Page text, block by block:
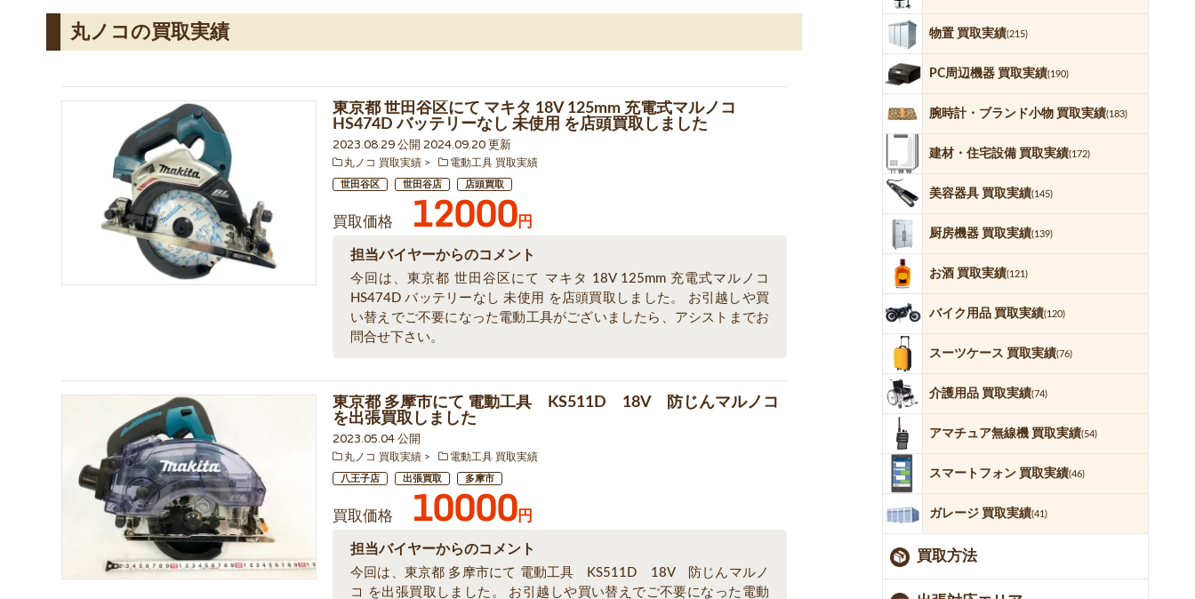
丸ノコの買取実績
東京都 世田谷区にて マキタ 18V 125mm 充電式マルノコ
HS474D バッテリーなし 未使用 を店頭買取しました
2023.08.29 公開 2024.09.20 更新
丸ノコ 買取実績 電動工具 買取実績
世田谷区 世田谷店 店頭買取
買取価格 12000円
担当バイヤーからのコメント
今回は、東京都 世田谷区にて マキタ 18V 125mm 充電式マルノコ
HS474D バッテリーなし 未使用 を店頭買取しました。 お引越しや買
い替えでご不要になった電動工具がございましたら、アシストまでお
問合せ下さい。
東京都 多摩市にて 電動工具 KS511D 18V 防じんマルノコ
を出張買取しました
2023.05.04 公開
丸ノコ 買取実績 電動工具 買取実績
八王子店 出張買取 多摩市
買取価格 10000円
担当バイヤーからのコメント
今回は、東京都 多摩市にて 電動工具 KS511D 18V 防じんマルノ
コ を出張買取しました。 お引越しや買い替えでご不要になった電動
物置 買取実績(215)
PC周辺機器 買取実績(190)
腕時計・ブランド小物 買取実績(183)
建材・住宅設備 買取実績(172)
美容器具 買取実績(145)
厨房機器 買取実績(139)
お酒 買取実績(121)
バイク用品 買取実績(120)
スーツケース 買取実績(76)
介護用品 買取実績(74)
アマチュア無線機 買取実績(54)
スマートフォン 買取実績(46)
ガレージ 買取実績(41)
買取方法